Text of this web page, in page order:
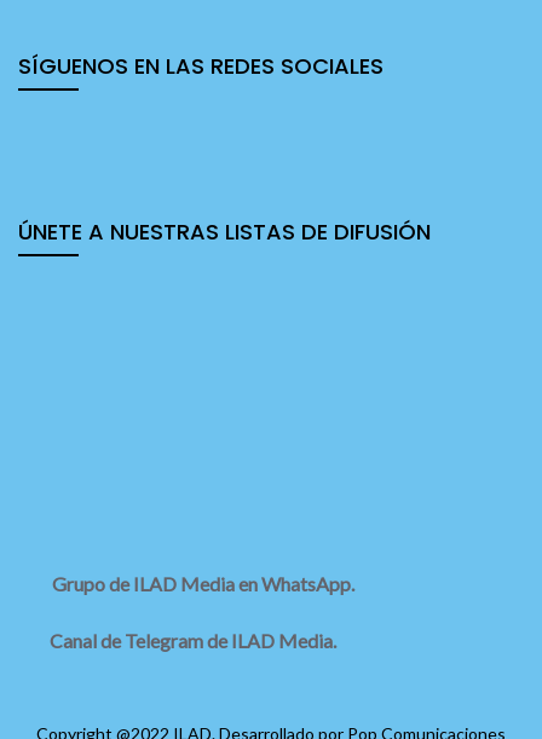
SÍGUENOS EN LAS REDES SOCIALES
ÚNETE A NUESTRAS LISTAS DE DIFUSIÓN
Grupo de ILAD Media en WhatsApp.
Canal de Telegram de ILAD Media.
Copyright @2022 ILAD. Desarrollado por Pop Comunicaciones